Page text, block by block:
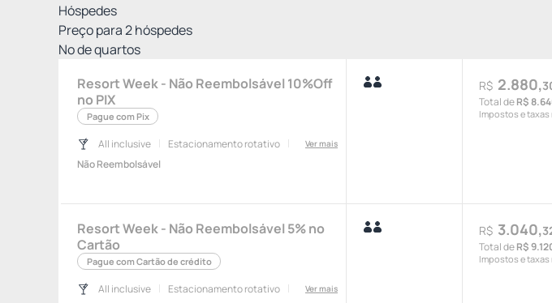
Hóspedes
Preço para2hóspedes
Nº de quartos
Resort Week - Não Reembolsável 10%Off
no PIX
Pague com Pix
All inclusive Estacionamento rotativo Ver mais
Não Reembolsável
R$ 2.880,
Total deR$
Impostos e
Resort Week - Não Reembolsável 5% no
Cartão
Pague com Cartão de crédito
All inclusive Estacionamento rotativo Ver mais
R$ 3.040,
Total deR$
Impostos e